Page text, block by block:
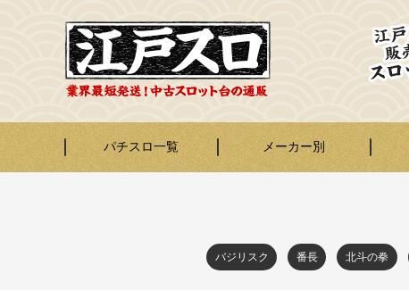
パチスロ一覧 メーカー別
バジリスク 番長 北斗の拳